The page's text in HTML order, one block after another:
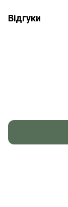
Відгуки